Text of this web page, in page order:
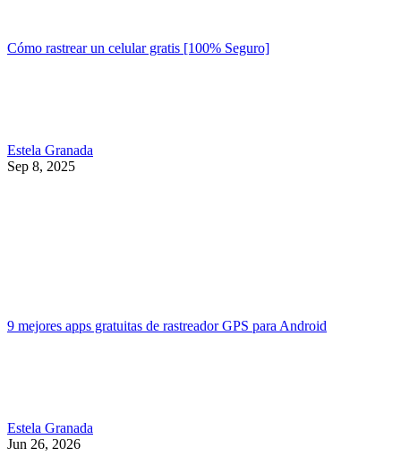
Cómo rastrear un celular gratis [100% Seguro]
Estela Granada
Sep 8, 2025
9 mejores apps gratuitas de rastreador GPS para Android
Estela Granada
Jun 26, 2026